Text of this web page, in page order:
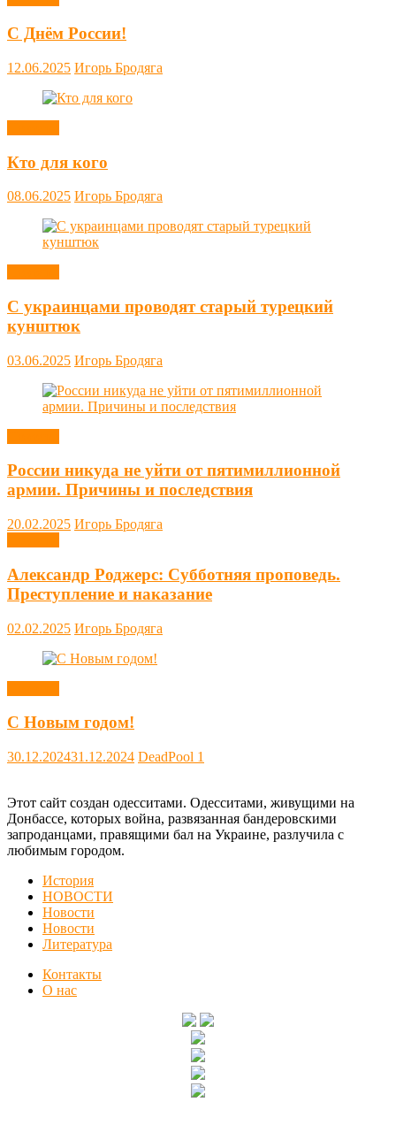
С Днём России!
12.06.2025 Игорь Бродяга
Кто для кого
08.06.2025 Игорь Бродяга
С украинцами проводят старый турецкий
кунштюк
03.06.2025 Игорь Бродяга
России никуда не уйти от пятимиллионной
армии. Причины и последствия
20.02.2025 Игорь Бродяга
Александр Роджерс: Субботняя проповедь.
Преступление и наказание
02.02.2025 Игорь Бродяга
С Новым годом!
30.12.202431.12.2024 DeadPool 1
Этот сайт создан одесситами. Одесситами, живущими на
Донбассе, которых война, развязанная бандеровскими
запроданцами, правящими бал на Украине, разлучила с
любимым городом.
История
НОВОСТИ
Новости
Новости
Литература
Контакты
О нас